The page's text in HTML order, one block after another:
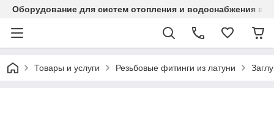
Оборудование для систем отопления и водоснабжения в
Товары и услуги Резьбовые фитинги из латуни